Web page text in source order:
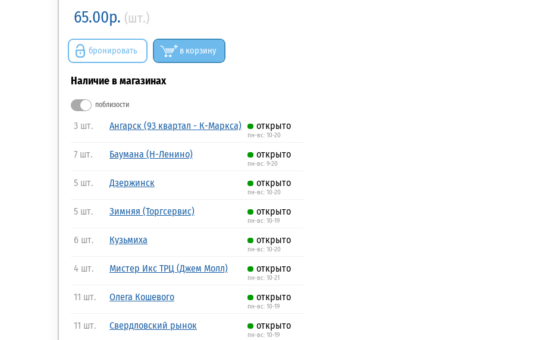
65.00р. (шт.)
бронировать в корзину
Наличие в магазинах
поблизости
3 шт. Ангарск (93 квартал - К-Маркса) открыто
пн-вс: 10-20
7 шт. Баумана (Н-Ленино) открыто
пн-вс: 9-20
5 шт. Дзержинск открыто
пн-вс: 10-20
5 шт. Зимняя (Торгсервис) открыто
пн-вс: 10-19
6 шт. Кузьмиха открыто
пн-вс: 10-20
4 шт. Мистер Икс ТРЦ (Джем Молл) открыто
пн-вс: 10-21
11 шт. Олега Кошевого открыто
пн-вс: 10-19
11 шт. Свердловский рынок открыто
пн-вс: 10-19